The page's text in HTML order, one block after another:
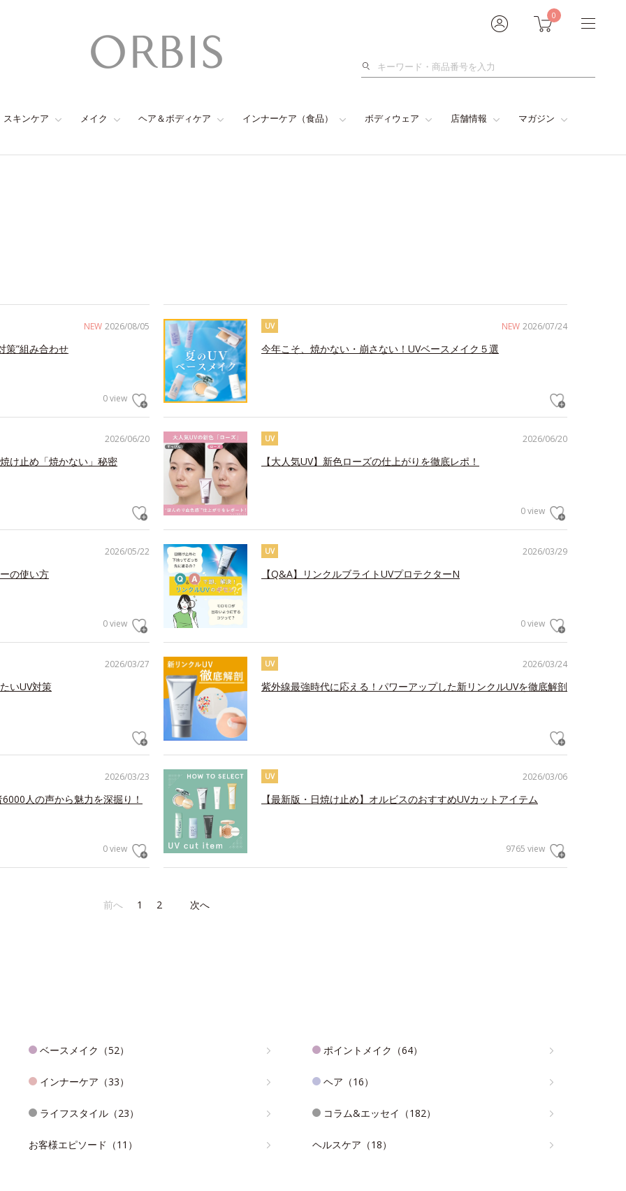
0
検
スキンケア メイク ヘア＆ボディケア インナーケア（食品） ボディウェア 店舗情報 マガジン
NEW 2026/08/05
策”組み合わせ
0 view
NEW 2026/07/24
UV
今年こそ、焼かない・崩さない！UVベースメイク５選
2026/06/20
け止め「焼かない」秘密
2026/06/20
UV
【大人気UV】新色ローズの仕上がりを徹底レポ！
0 view
2026/05/22
の使い方
0 view
2026/03/29
UV
【Q&A】リンクルブライトUVプロテクターN
0 view
2026/03/27
いUV対策
2026/03/24
UV
紫外線最強時代に応える！パワーアップした新リンクルUVを徹底解剖
2026/03/23
人の声から魅力を深掘り！
0 view
2026/03/06
UV
【最新版・日焼け止め】オルビスのおすすめUVカットアイテム
9765 view
前へ 1 2 次へ
ベースメイク（52） ポイントメイク（64）
インナーケア（33） ヘア（16）
ライフスタイル（23） コラム&エッセイ（182）
お客様エピソード（11） ヘルスケア（18）